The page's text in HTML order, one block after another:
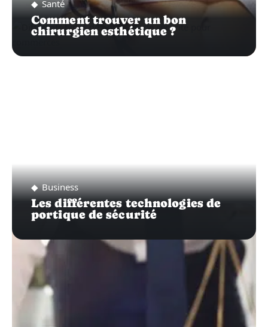
Santé
Comment trouver un bon
chirurgien esthétique ?
Business
Les différentes technologies de
portique de sécurité